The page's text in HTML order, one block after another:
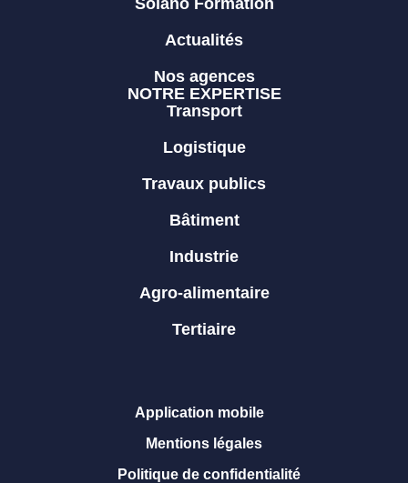
Actualités
Nos agences
NOTRE EXPERTISE
Transport
Logistique
Travaux publics
Bâtiment
Industrie
Agro-alimentaire
Tertiaire
Application mobile
Mentions légales
Politique de confidentialité